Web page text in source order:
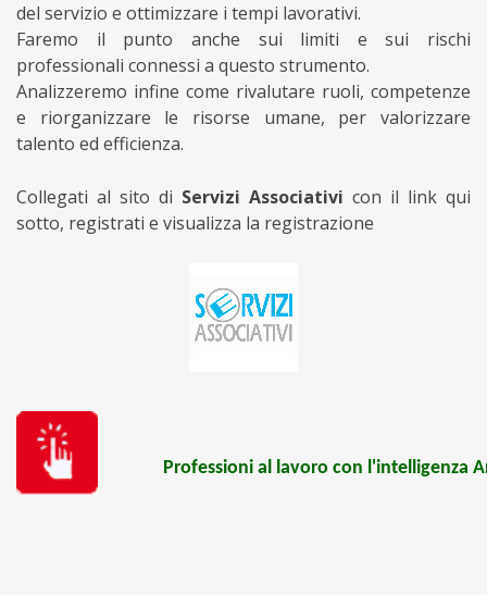
del servizio e ottimizzare i tempi lavorativi.
Faremo il punto anche sui limiti e sui rischi
professionali connessi a questo strumento.
Analizzeremo infine come rivalutare ruoli, competenze
e riorganizzare le risorse umane, per valorizzare
talento ed efficienza.
Collegati al sito di Servizi Associativi con il link qui
sotto, registrati e visualizza la registrazione
Professioni al lavoro con l'intelligenza